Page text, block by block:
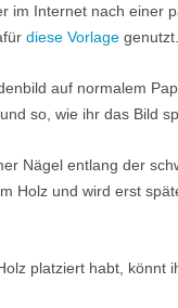
im Internet nach einer
diese Vorlage genutzt.
auf normalem
so, wie ihr das Bild
Nägel entlang der
Holz und wird erst
platziert habt, könnt